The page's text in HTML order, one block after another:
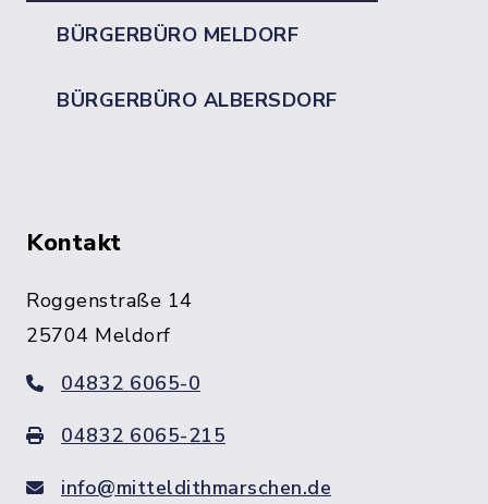
BÜRGERBÜRO MELDORF
BÜRGERBÜRO ALBERSDORF
Kontakt
Roggenstraße 14
25704 Meldorf
04832 6065-0
04832 6065-215
info@mitteldithmarschen.de